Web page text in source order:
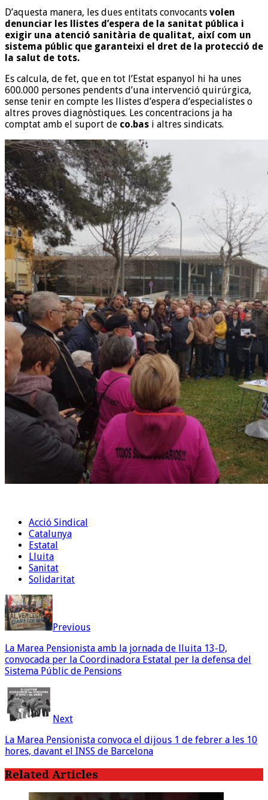
D’aquesta manera, les dues entitats convocants volen
denunciar les llistes d’espera de la sanitat pública i
exigir una atenció sanitària de qualitat, així com un
sistema públic que garanteixi el dret de la protecció de
la salut de tots.
Es calcula, de fet, que en tot l’Estat espanyol hi ha unes
600.000 persones pendents d’una intervenció quirúrgica,
sense tenir en compte les llistes d’espera d’especialistes o
altres proves diagnòstiques. Les concentracions ja ha
comptat amb el suport de co.bas i altres sindicats.
Acció Sindical
Catalunya
Estatal
Lluita
Sanitat
Solidaritat
Previous
La Marea Pensionista amb la jornada de lluita 13-D,
convocada per la Coordinadora Estatal per la defensa del
Sistema Públic de Pensions
Next
La Marea Pensionista convoca el dijous 1 de febrer a les 10
hores, davant el INSS de Barcelona
Related Articles